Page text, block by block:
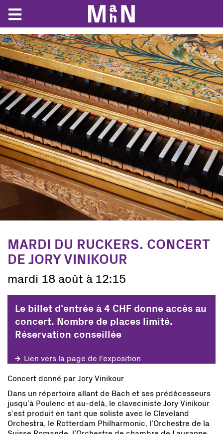
MARDI DU RUCKERS. CONCERT
DE JORY VINIKOUR
mardi 18 août à 12:15
Le billet d'entrée à 4 CHF donne accès au
concert. Nombre de places limité.
Réservation conseillée
Lien vers la page de l'exposition
Concert donné par Jory Vinikour
Dans un répertoire allant de Bach et ses prédécesseurs
jusqu’à Poulenc et au-delà, le claveciniste Jory Vinikour
s’est produit en tant que soliste avec le Cleveland
Orchestra, le Rotterdam Philharmonic, l’Orchestre de la